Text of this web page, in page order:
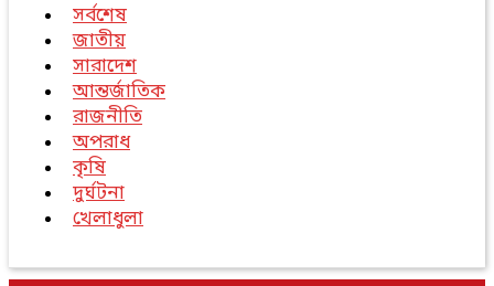
সর্বশেষ
জাতীয়
সারাদেশ
আন্তর্জাতিক
রাজনীতি
অপরাধ
কৃষি
দুর্ঘটনা
খেলাধুলা